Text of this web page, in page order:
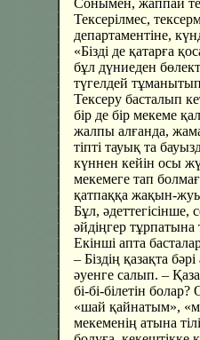
Сонымен, жаппай
Тексерілмес,
департаментіне,
«Бізді де қатарға
бұл дүниеден
түгелдей
Тексеру басталып
бір де бір мекеме
жалпы алғанда,
тіпті тауық та
күннен кейін осы
мекемеге тап
қатпаққа жақын-
Бұл, әдеттегісінше,
әйдіңгер
Екінші апта
– Біздің қазақта
әуенге салып. –
бі-бі-білетін
«шай қайнатым»,
мекеменің атына